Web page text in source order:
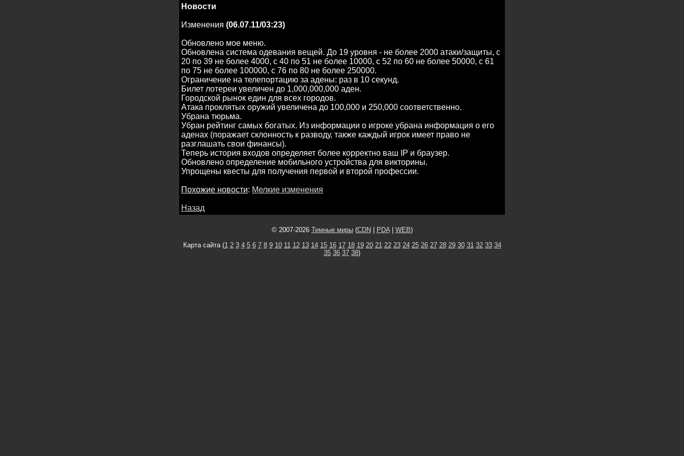
Новости
Изменения (06.07.11/03:23)
Обновлено мое меню.
Обновлена система одевания вещей. До 19 уровня - не более 2000 атаки/защиты, с
20 по 39 не более 4000, с 40 по 51 не более 10000, с 52 по 60 не более 50000, с 61
по 75 не более 100000, с 76 по 80 не более 250000.
Ограничение на телепортацию за адены: раз в 10 секунд.
Билет лотереи увеличен до 1,000,000,000 аден.
Городской рынок един для всех городов.
Атака проклятых оружий увеличена до 100,000 и 250,000 соответственно.
Убрана тюрьма.
Убран рейтинг самых богатых. Из информации о игроке убрана информация о его
аденах (поражает склонность к разводу, также каждый игрок имеет право не
разглашать свои финансы).
Теперь история входов определяет более корректно ваш IP и браузер.
Обновлено определение мобильного устройства для викторины.
Упрощены квесты для получения первой и второй профессии.
Похожие новости: Мелкие изменения
Назад
© 2007-2026 Темные миры(CDN PDA| WEB)
Карта сайта (1 2 3 4 5 6 7 8 9 10 11 12 13 14 15 16 17 18 19 20 21 22 23 24 25 26 27 28 29 30 31 32 33 34
35 36 37 38)